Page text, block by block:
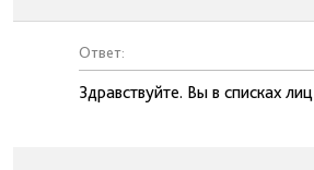
Ответ:
Здравствуйте. Вы в списках